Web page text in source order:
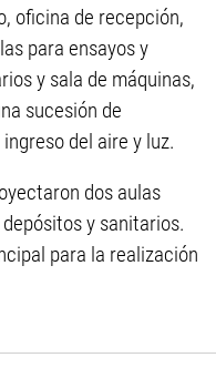
oficina de recepción,
para ensayos y
y sala de máquinas,
sucesión de
del aire y luz.
dos aulas
y sanitarios.
para la realización